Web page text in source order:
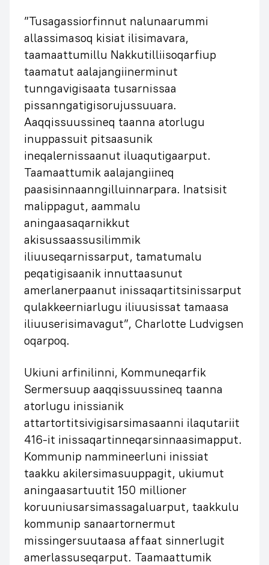
”Tusagassiorfinnut nalunaarummi
allassimasoq kisiat ilisimavara,
taamaattumillu Nakkutilliisoqarfiup
taamatut aalajangiinerminut
tunngavigisaata tusarnissaa
pissanngatigisorujussuuara.
Aaqqissuussineq taanna atorlugu
inuppassuit pitsaasunik
ineqalernissaanut iluaqutigaarput.
Taamaattumik aalajangiineq
paasisinnaanngilluinnarpara. Inatsisit
malippagut, aammalu
aningaasaqarnikkut
akisussaassusilimmik
iliuuseqarnissarput, tamatumalu
peqatigisaanik innuttaasunut
amerlanerpaanut inissaqartitsinissarput
qulakkeerniarlugu iliuusissat tamaasa
iliuuserisimavagut”, Charlotte Ludvigsen
oqarpoq.
Ukiuni arfinilinni, Kommuneqarfik
Sermersuup aaqqissuussineq taanna
atorlugu inissianik
attartortitsivigisarsimasaanni ilaqutariit
416-it inissaqartinneqarsinnaasimapput.
Kommunip nammineerluni inissiat
taakku akilersimasuuppagit, ukiumut
aningaasartuutit 150 millioner
koruuniusarsimassagaluarput, taakkulu
kommunip sanaartornermut
missingersuutaasa affaat sinnerlugit
amerlassuseqarput. Taamaattumik